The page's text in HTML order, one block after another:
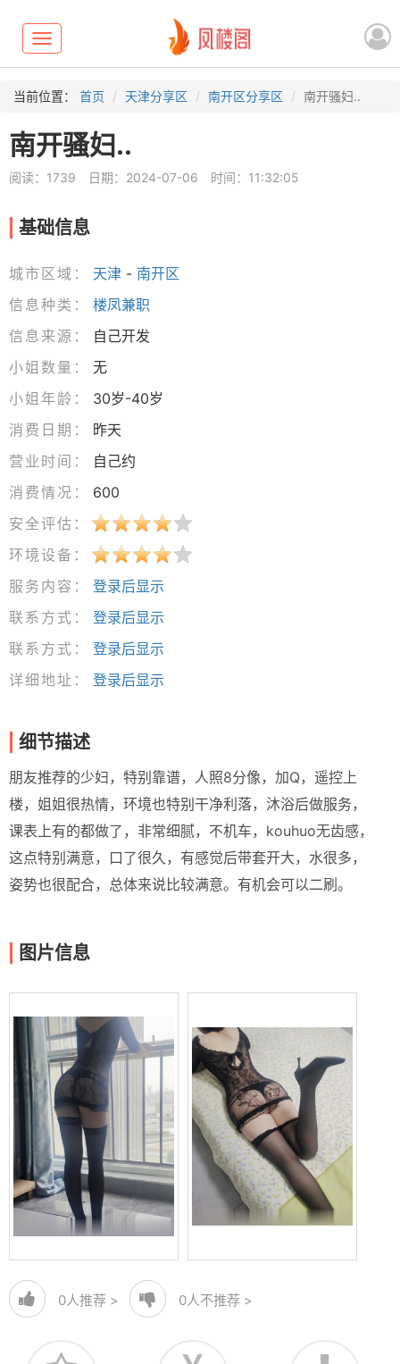
Toggle
navigation
当前位置： 首页 天津分享区 南开区分享区 南开骚妇..
南开骚妇..
阅读：1739 日期：2024-07-06 时间：11:32:05
基础信息
城市区域： 天津 - 南开区
信息种类：
楼凤兼职
信息来源：
自己开发
小姐数量：
无
小姐年龄：
30岁-40岁
消费日期：
昨天
营业时间：
自己约
消费情况：
600
安全评估：
环境设备：
服务内容：
登录后显示
联系方式：
登录后显示
联系方式：
登录后显示
详细地址：
登录后显示
细节描述
朋友推荐的少妇，特别靠谱，人照8分像，加Q，遥控上
楼，姐姐很热情，环境也特别干净利落，沐浴后做服务，
课表上有的都做了，非常细腻，不机车，kouhuo无齿感，
这点特别满意，口了很久，有感觉后带套开大，水很多，
姿势也很配合，总体来说比较满意。有机会可以二刷。
图片信息
0人推荐 > 0人不推荐 >